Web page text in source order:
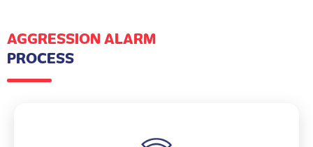
AGGRESSION ALARM
PROCESS